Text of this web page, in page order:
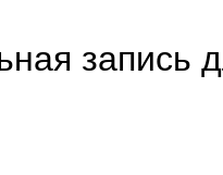
запись